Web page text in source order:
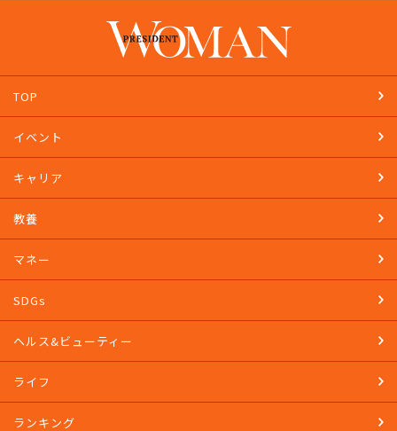
TOP
イベント
キャリア
教養
マネー
SDGs
ヘルス&ビューティー
ライフ
ランキング